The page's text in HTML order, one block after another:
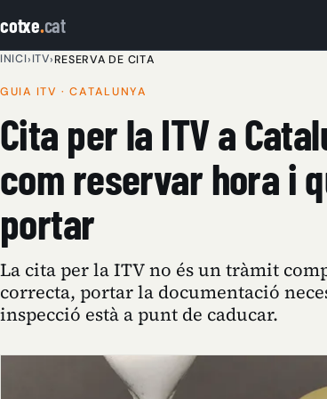
cotxe.cat
INICI›ITV›RESERVA DE CITA
GUIA ITV · CATALUNYA
Cita per la ITV a
com reservar hora i
portar
La cita per la ITV no és un tràmit
correcta, portar la documentació
inspecció està a punt de caducar.